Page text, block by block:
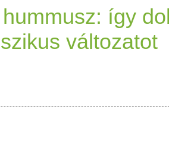
a bezárást
is kevés
aVeganeeta
így
változatot